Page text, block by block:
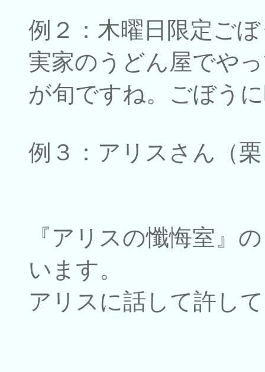
例２：木曜日限定ご
実家のうどん屋でや
が旬ですね。ごぼう
例３：アリスさん（
『アリスの懺悔室』
います。
アリスに話して許し